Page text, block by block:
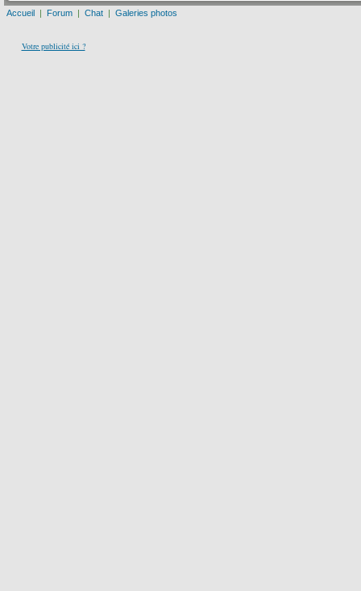
Accueil | Forum | Chat | Galeries photos
Votre publicité ici ?